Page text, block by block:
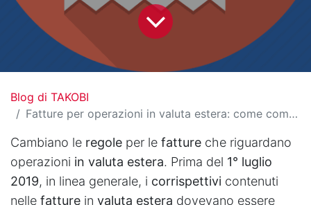
Blog di TAKOBI
Fatture per operazioni in valuta estera: come comportarsi
Cambiano le regole per le fatture che riguardano
operazioni in valuta estera. Prima del 1° luglio
2019, in linea generale, i corrispettivi contenuti
nelle fatture in valuta estera dovevano essere